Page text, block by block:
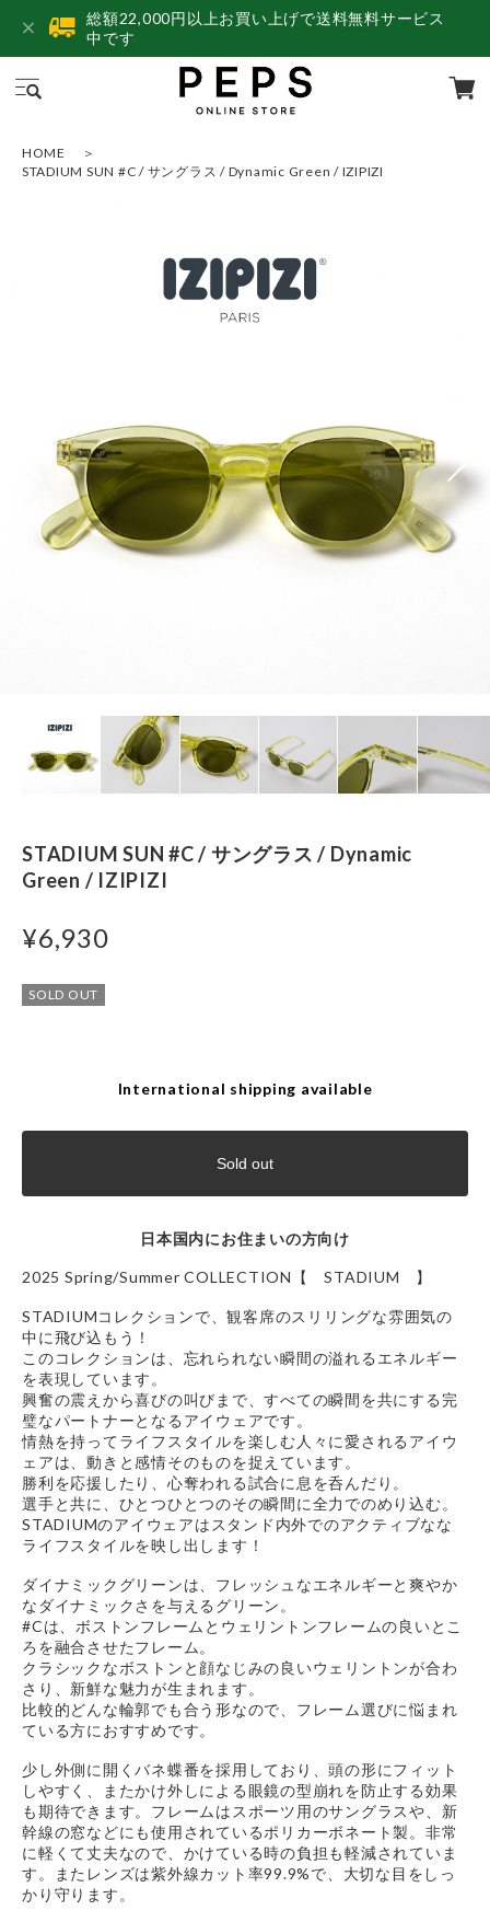
総額22,000円以上お買い上げで送料無料サービス
中です
HOME
STADIUM SUN #C / サングラス / Dynamic Green / IZIPIZI
STADIUM SUN #C / サングラス / Dynamic
Green / IZIPIZI
¥6,930
SOLD OUT
International shipping available
Sold out
日本国内にお住まいの方向け
2025 Spring/Summer COLLECTION【 STADIUM 】
STADIUMコレクションで、観客席のスリリングな雰囲気の
中に飛び込もう！
このコレクションは、忘れられない瞬間の溢れるエネルギー
を表現しています。
興奮の震えから喜びの叫びまで、すべての瞬間を共にする完
璧なパートナーとなるアイウェアです。
情熱を持ってライフスタイルを楽しむ人々に愛されるアイウ
ェアは、動きと感情そのものを捉えています。
勝利を応援したり、心奪われる試合に息を呑んだり。
選手と共に、ひとつひとつのその瞬間に全力でのめり込む。
STADIUMのアイウェアはスタンド内外でのアクティブなな
ライフスタイルを映し出します！
ダイナミックグリーンは、フレッシュなエネルギーと爽やか
なダイナミックさを与えるグリーン。
#Cは、ボストンフレームとウェリントンフレームの良いとこ
ろを融合させたフレーム。
クラシックなボストンと顔なじみの良いウェリントンが合わ
さり、新鮮な魅力が生まれます。
比較的どんな輪郭でも合う形なので、フレーム選びに悩まれ
ている方におすすめです。
少し外側に開くバネ蝶番を採用しており、頭の形にフィット
しやすく、またかけ外しによる眼鏡の型崩れを防止する効果
も期待できます。フレームはスポーツ用のサングラスや、新
幹線の窓などにも使用されているポリカーボネート製。非常
に軽くて丈夫なので、かけている時の負担も軽減されていま
す。またレンズは紫外線カット率99.9%で、大切な目をしっ
かり守ります。